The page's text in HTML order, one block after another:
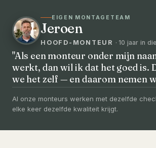
EIGEN MONTAGETEAM
Jeroen
HOOFD-MONTEUR · 10 jaar in
"Als een monteur onder mijn
werkt, dan wil ik dat het goed is.
we het zelf — en daarom nemen
Al onze monteurs werken met dezelfde
elke keer dezelfde kwaliteit krijgt.
VOORHEEN → NA
Uw badkamer, volledig
3-5 dagen
levertijd van slechts 4 weken.